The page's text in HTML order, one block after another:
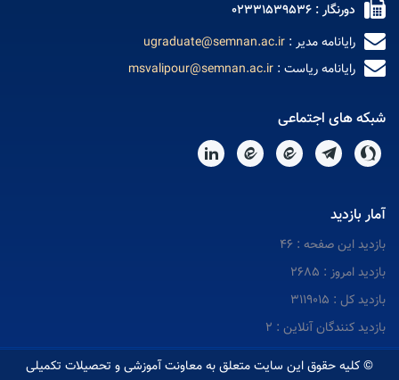
دورنگار : 02331539536
رایانامه مدیر : ugraduate@semnan.ac.ir
رایانامه ریاست : msvalipour@semnan.ac.ir
شبکه های اجتماعی
آمار بازدید
بازدید این صفحه : 46
بازدید امروز : 2685
بازدید کل : 3119015
بازدید کنندگان آنلاین : 2
© کلیه حقوق این سایت متعلق به معاونت آموزشی و تحصیلات تکمیلی